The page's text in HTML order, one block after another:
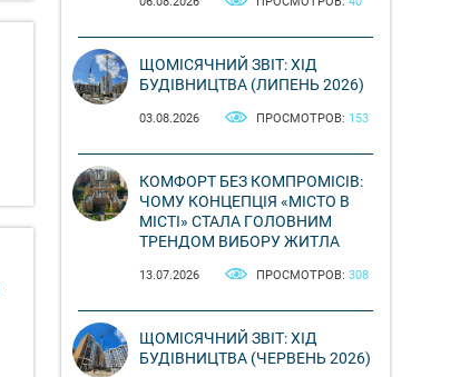
ЩОМІСЯЧНИЙ ЗВІТ: ХІД
БУДІВНИЦТВА (ЛИПЕНЬ 2026)
03.08.2026 ПРОСМОТРОВ: 153
КОМФОРТ БЕЗ КОМПРОМІСІВ:
ЧОМУ КОНЦЕПЦІЯ «МІСТО В
МІСТІ» СТАЛА ГОЛОВНИМ
ТРЕНДОМ ВИБОРУ ЖИТЛА
13.07.2026 ПРОСМОТРОВ: 308
ЩОМІСЯЧНИЙ ЗВІТ: ХІД
БУДІВНИЦТВА (ЧЕРВЕНЬ 2026)